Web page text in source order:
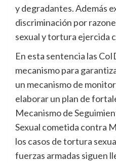
y degradantes. Además
discriminación por
sexual y tortura ejercida
En esta sentencia las
mecanismo para
un mecanismo de
elaborar un plan de
Mecanismo de
Sexual cometida contra
los casos de tortura
fuerzas armadas siguen